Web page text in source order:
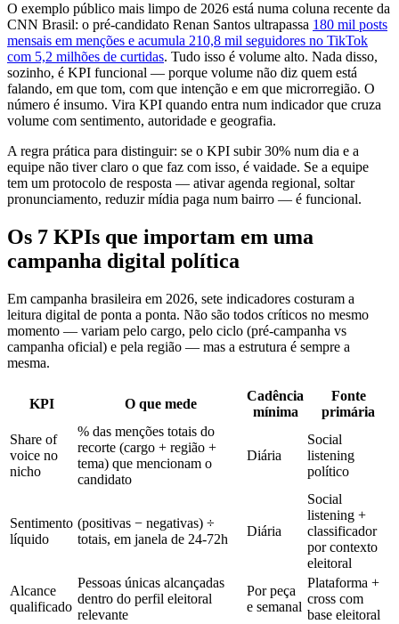
O exemplo público mais limpo de 2026 está numa coluna recente da
CNN Brasil: o pré-candidato Renan Santos ultrapassa 180 mil posts
mensais em menções e acumula 210,8 mil seguidores no TikTok
com 5,2 milhões de curtidas. Tudo isso é volume alto. Nada disso,
sozinho, é KPI funcional — porque volume não diz quem está
falando, em que tom, com que intenção e em que microrregião. O
número é insumo. Vira KPI quando entra num indicador que cruza
volume com sentimento, autoridade e geografia.
A regra prática para distinguir: se o KPI subir 30% num dia e a
equipe não tiver claro o que faz com isso, é vaidade. Se a equipe
tem um protocolo de resposta — ativar agenda regional, soltar
pronunciamento, reduzir mídia paga num bairro — é funcional.
Os 7 KPIs que importam em uma
campanha digital política
Em campanha brasileira em 2026, sete indicadores costuram a
leitura digital de ponta a ponta. Não são todos críticos no mesmo
momento — variam pelo cargo, pelo ciclo (pré-campanha vs
campanha oficial) e pela região — mas a estrutura é sempre a
mesma.
KPI O que mede
Cadência
mínima
Fonte
primária
Share of
voice no
nicho
% das menções totais do
recorte (cargo + região +
tema) que mencionam o
candidato
Diária
Social
listening
político
Sentimento
líquido
(positivas − negativas) ÷
totais, em janela de 24-72h
Diária
Social
listening +
classificador
por contexto
eleitoral
Alcance
qualificado
Pessoas únicas alcançadas
dentro do perfil eleitoral
relevante
Por peça
e semanal
Plataforma +
cross com
base eleitoral